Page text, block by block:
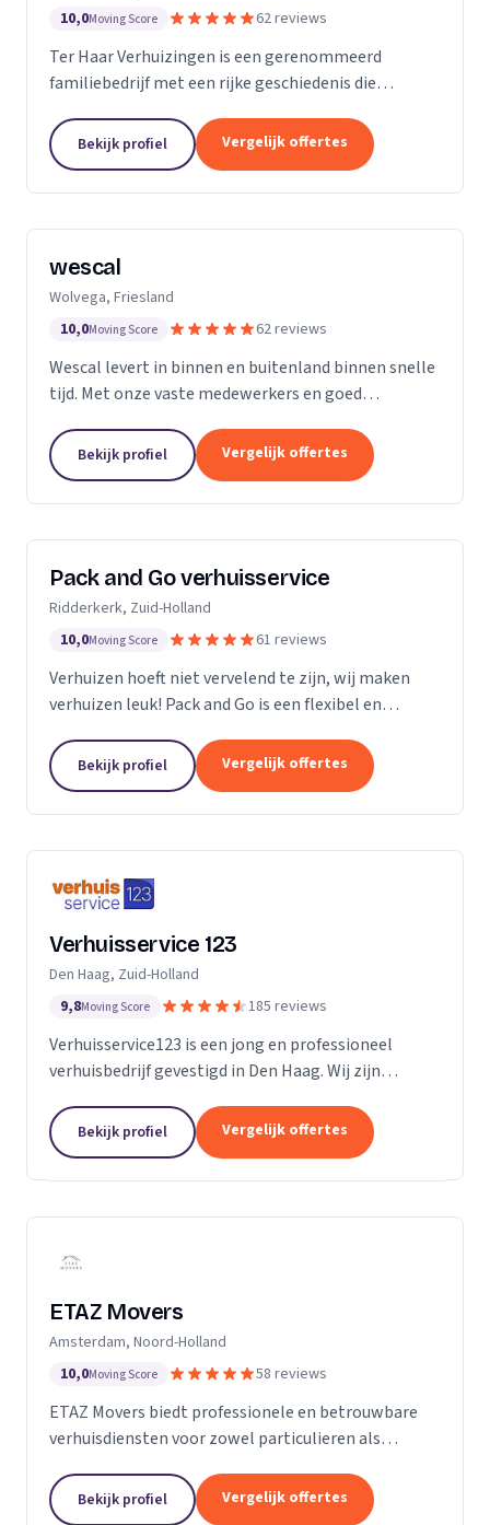
10,0Moving Score 62 reviews
Ter Haar Verhuizingen is een gerenommeerd
familiebedrijf met een rijke geschiedenis die
gespecialiseerd in het bieden van naadloze en
zorgeloze verhuisdiensten...
Bekijk profiel Vergelijk offertes
wescal
Wolvega, Friesland
10,0Moving Score 62 reviews
Wescal levert in binnen en buitenland binnen snelle
tijd. Met onze vaste medewerkers en goed
na wat we beloven. Door goede
kwaliteitsvoertuigen te...
Bekijk profiel Vergelijk offertes
Pack and Go verhuisservice
Ridderkerk, Zuid-Holland
10,0Moving Score 61 reviews
Verhuizen hoeft niet vervelend te zijn, wij maken
verhuizen leuk! Pack and Go is een flexibel en
al uw verhuizingen. Met ons team van...
Bekijk profiel Vergelijk offertes
Verhuisservice 123
Den Haag, Zuid-Holland
9,8Moving Score 185 reviews
Verhuisservice123 is een jong en professioneel
verhuisbedrijf gevestigd in Den Haag. Wij zijn
bieden een complete en zorgeloze verhuisservice.
Met een ervaren team werken wij efficiënt,
zorgvuldig en tegen transparante uurtarieven.
Bekijk profiel Vergelijk offertes
ETAZ Movers
Amsterdam, Noord-Holland
10,0Moving Score 58 reviews
ETAZ Movers biedt professionele en betrouwbare
verhuisdiensten voor zowel particulieren als
persoonlijke aanpak, zodat elke verhuizing efficiënt
en zonder stress verloopt. Ons team werkt
Bekijk profiel Vergelijk offertes